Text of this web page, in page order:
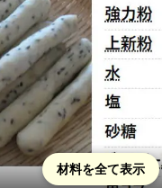
材料を全て表示